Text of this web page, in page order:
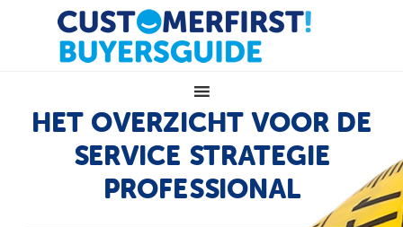
HET OVERZICHT VOOR DE
SERVICE STRATEGIE
PROFESSIONAL